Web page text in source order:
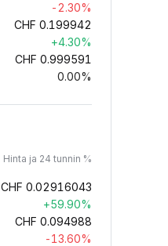
-2.30%
CHF 0.199942
+4.30%
CHF 0.999591
0.00%
Hinta ja 24 tunnin %
CHF 0.02916043
+59.90%
CHF 0.094988
-13.60%